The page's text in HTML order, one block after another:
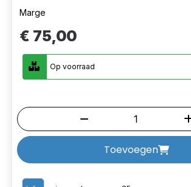
Marge
€ 75,00
Op voorraad
Toevoegen